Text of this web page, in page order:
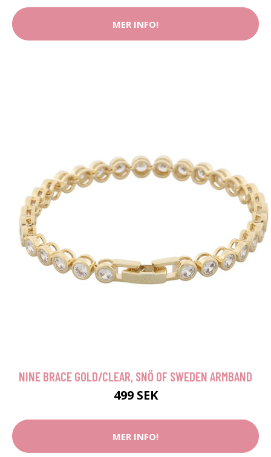
MER INFO!
NINE BRACE GOLD/CLEAR, SNÖ OF SWEDEN ARMBAND
499 SEK
MER INFO!